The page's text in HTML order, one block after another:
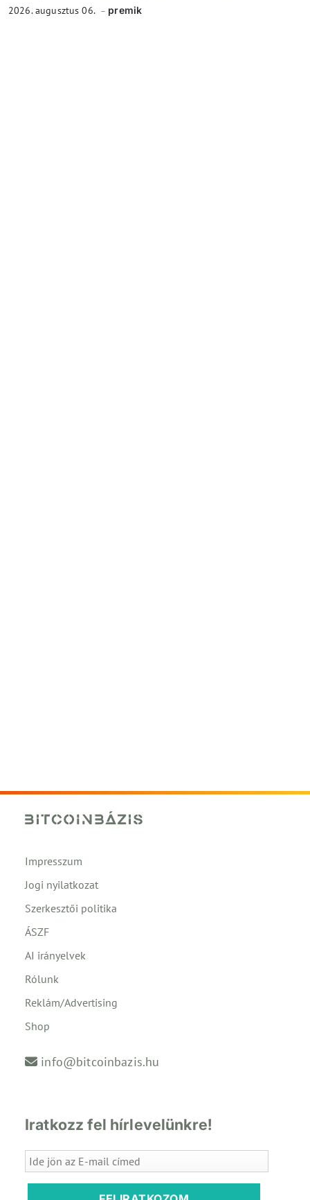
2026. augusztus 06. premik
Impresszum
Jogi nyilatkozat
Szerkesztői politika
ÁSZF
AI irányelvek
Rólunk
Reklám/Advertising
Shop
info@bitcoinbazis.hu
Iratkozz fel hírlevelünkre!